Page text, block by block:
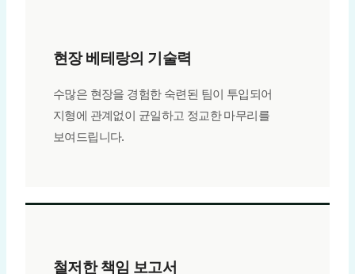
현장 베테랑의 기술력
수많은 현장을 경험한 숙련된 팀이 투입되어
지형에 관계없이 균일하고 정교한 마무리를
보여드립니다.
철저한 책임 보고서